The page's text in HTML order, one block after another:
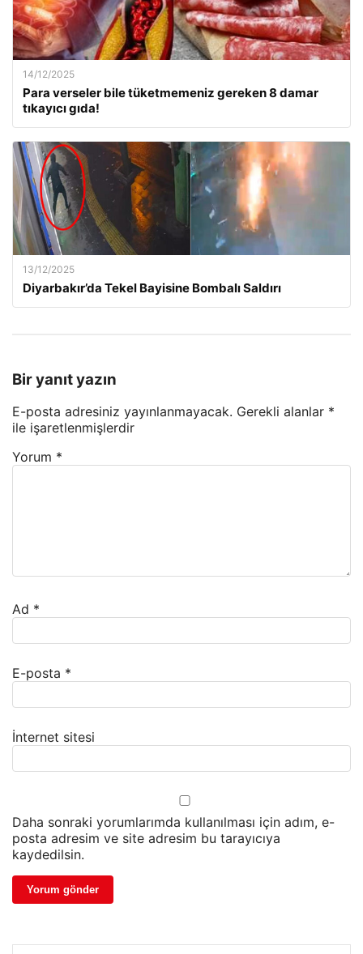
14/12/2025
Para verseler bile tüketmemeniz gereken 8 damar
tıkayıcı gıda!
13/12/2025
Diyarbakır’da Tekel Bayisine Bombalı Saldırı
Bir yanıt yazın
E-posta adresiniz yayınlanmayacak. Gerekli alanlar *
ile işaretlenmişlerdir
Yorum *
Ad *
E-posta *
İnternet sitesi
Daha sonraki yorumlarımda kullanılması için adım, e-
posta adresim ve site adresim bu tarayıcıya
kaydedilsin.